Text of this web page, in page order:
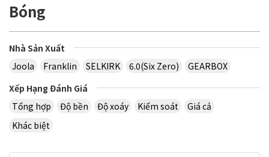
Bóng
Nhà Sản Xuất
Joola
Franklin SELKIRK 6.0(Six Zero)
GEARBOX
Xếp Hạng Đánh Giá
Tổng hợp
Độ bền Độ xoáy Kiểm soát
Giá cả
Khác biệt